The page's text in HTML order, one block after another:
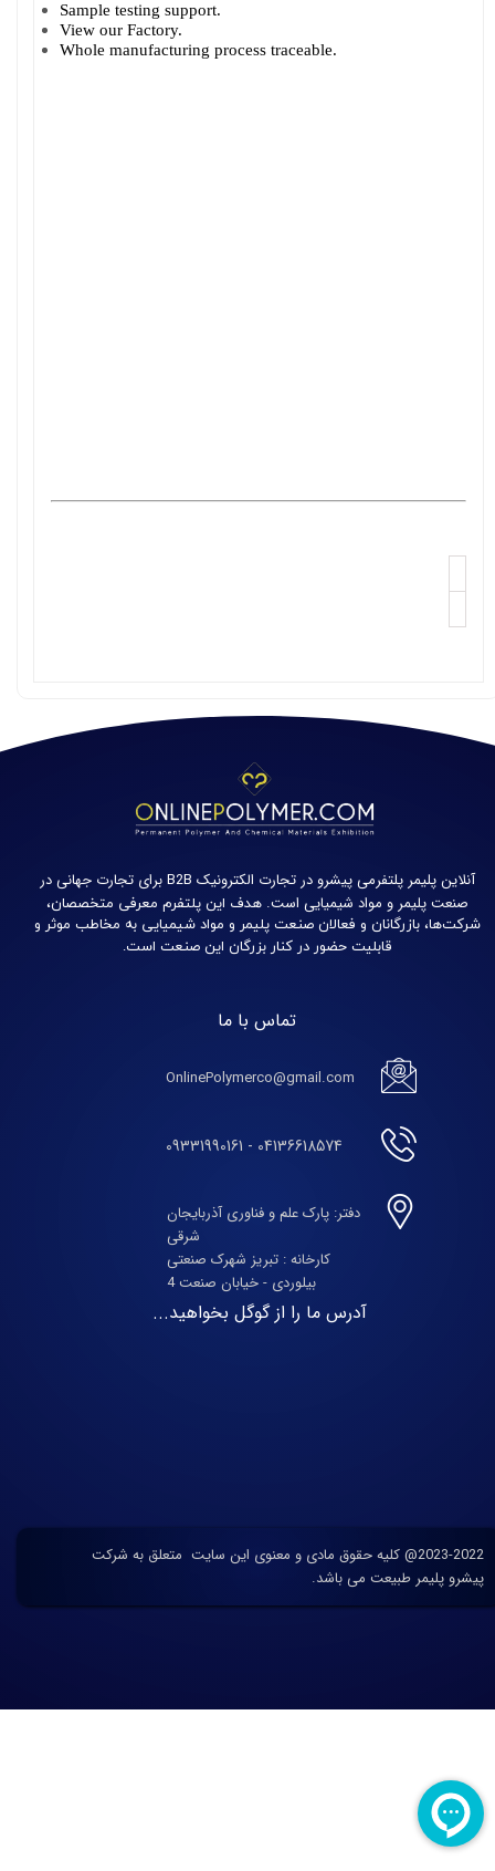
Sample testing support.
View our Factory.
Whole manufacturing process traceable.
2023-2022@ کلیه حقوق مادی و معنوی این سایت متعلق به شرکت
پیشرو پلیمر طبیعت می باشد.
آنلاین پلیمر پلتفرمی پیشرو در تجارت الکترونیک B2B برای تجارت جهانی در
صنعت پلیمر و مواد شیمیایی است.هدف این پلتفرم معرفی متخصصان،
شرکت‌ها، بازرگانان و فعالان صنعت پلیمر و مواد شیمیایی به مخاطب موثر و
قابلیت حضور در کنار بزرگان این صنعت است.
تماس با ما
OnlinePolymerco@gmail.com
04136618574 - 09331990161
دفتر: پارک علم و فناوری آذربایجان
شرقی
​​​​​​​کارخانه : تبریز شهرک صنعتی
بیلوردی - خیابان صنعت 4
آدرس ما را از گوگل بخواهید...